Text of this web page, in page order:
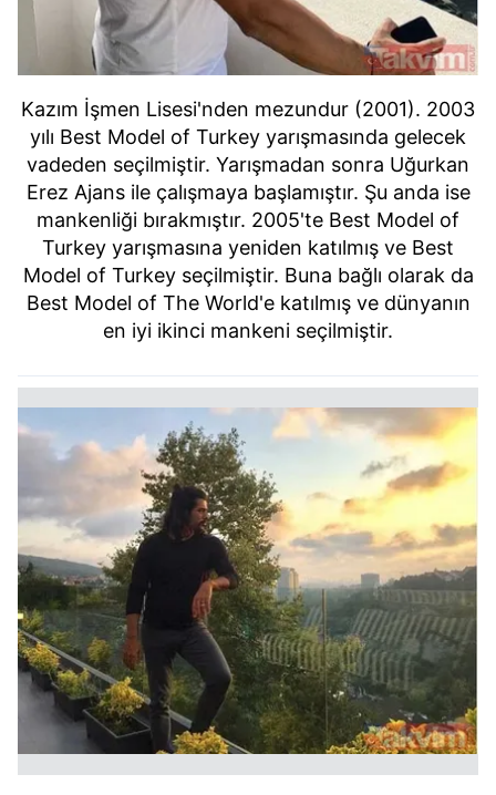
Kazım İşmen Lisesi'nden mezundur (2001). 2003
yılı Best Model of Turkey yarışmasında gelecek
vadeden seçilmiştir. Yarışmadan sonra Uğurkan
Erez Ajans ile çalışmaya başlamıştır. Şu anda ise
mankenliği bırakmıştır. 2005'te Best Model of
Turkey yarışmasına yeniden katılmış ve Best
Model of Turkey seçilmiştir. Buna bağlı olarak da
Best Model of The World'e katılmış ve dünyanın
en iyi ikinci mankeni seçilmiştir.